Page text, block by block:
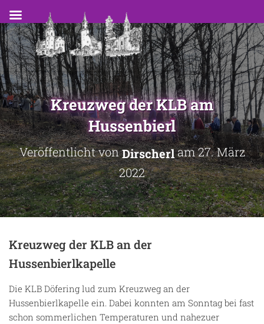
Kreuzweg der KLB am
Hussenbierl
Veröffentlicht vonDirscherlam27. März
2022
Kreuzweg der KLB an der
Hussenbierlkapelle
Die KLB Döfering lud zum Kreuzweg an der
Hussenbierlkapelle ein. Dabei konnten am Sonntag bei fast
schon sommerlichen Temperaturen und nahezuer